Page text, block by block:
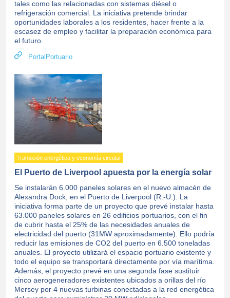
tales como las relacionadas con sistemas diésel o
refrigeración comercial. La iniciativa pretende brindar
oportunidades laborales a los residentes, hacer frente a la
escasez de empleo y facilitar la preparación económica para
el futuro.
PortalPortuario
Transición energética y economía circular
El Puerto de Liverpool apuesta por la energía solar
Se instalarán 6.000 paneles solares en el nuevo almacén de
Alexandra Dock, en el Puerto de Liverpool (R.-U.). La
iniciativa forma parte de un proyecto que prevé instalar hasta
63.000 paneles solares en 26 edificios portuarios, con el fin
de cubrir hasta el 25% de las necesidades anuales de
electricidad del puerto (31MW aproximadamente). Ello podría
reducir las emisiones de CO2 del puerto en 6.500 toneladas
anuales. El proyecto utilizará el espacio portuario existente y
todo el equipo se transportará directamente por vía marítima.
Además, el proyecto prevé en una segunda fase sustituir
cinco aerogeneradores existentes ubicados a orillas del río
Mersey por 4 nuevas turbinas conectadas a la red energética